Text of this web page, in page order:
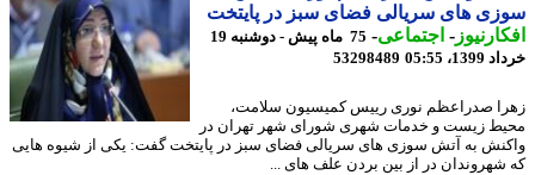
های سریالی فضای سبز در پایتخت
-اجتماعی-
75 ماه پیش - دوشنبه 19
05:55
53298489
صدراعظم نوری رییس کمیسیون سلامت،
زیست و خدمات شهری شورای شهر تهران در
به آتش سوزی های سریالی فضای سبز در پایتخت گفت: یکی از شیوه هایی
در از بین بردن علف های ...